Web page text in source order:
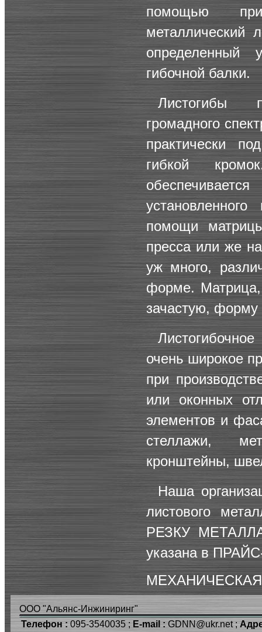
помощью
металлический
гибочной балки.
Листогибы
громадного
практически
гибкой
помощи
пресса или же
уж много,
форме. Матрица,
зачастую, форму
очень широкое
при
или оконных
элементов и
стеллажи,
кронштейны,
Наша
листового
РЕЗКУ
указана в
ООО "Альянс-Инжиниринг"
Телефон : 095-3540035 ; E-mail : GDNN@ukr.net ;